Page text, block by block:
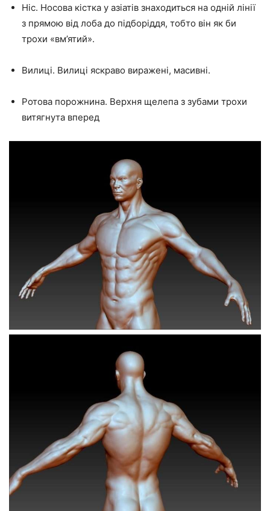
Ніс. Носова кістка у азіатів знаходиться на одній лінії
з прямою від лоба до підборіддя, тобто він як би
трохи «вм’ятий».
Вилиці. Вилиці яскраво виражені, масивні.
Ротова порожнина. Верхня щелепа з зубами трохи
витягнута вперед